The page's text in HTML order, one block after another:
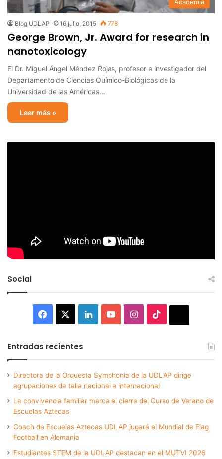
Academia
Blog UDLAP 16 julio, 2015 778
George Brown, Jr. Award for research in
nanotoxicology
El Dr. Miguel Ángel Méndez Rojas, profesor e investigador del
Departamento de Ciencias Químico-Biológicas de la
Universidad de las Américas…
Leer más »
Social
Facebook LinkedInYouTubeInstagram
Entradas recientes
Directora de la Orquesta Symphonia de la UDLAP dirige
agrupaciones de talla nacional e internacional
La convivencia familiar marca el cierre del Curso de Verano de
Escuelas Aztecas
Coach de Escuelas Aztecas UDLAP jugará el Mundial de Flag
Football en Alemania
Estudiantes STEM de la UDLAP destacan en el MUTVI 2026